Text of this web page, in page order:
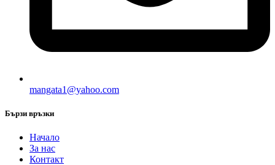
mangata1@yahoo.com
Бързи връзки
Начало
За нас
Контакт